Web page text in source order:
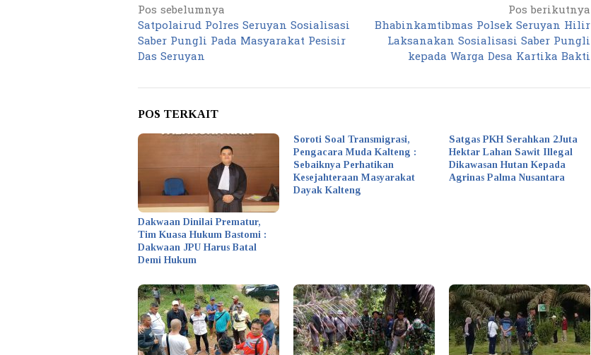
Navigasi
pos
Pos sebelumnya
Satpolairud Polres Seruyan Sosialisasi
Saber Pungli Pada Masyarakat Pesisir
Das Seruyan
Pos berikutnya
Bhabinkamtibmas Polsek Seruyan Hilir
Laksanakan Sosialisasi Saber Pungli
kepada Warga Desa Kartika Bakti
POS TERKAIT
Dakwaan Dinilai Prematur,
Tim Kuasa Hukum Bastomi :
Dakwaan JPU Harus Batal
Demi Hukum
Soroti Soal Transmigrasi,
Pengacara Muda Kalteng :
Sebaiknya Perhatikan
Kesejahteraan Masyarakat
Dayak Kalteng
Satgas PKH Serahkan 2Juta
Hektar Lahan Sawit Illegal
Dikawasan Hutan Kepada
Agrinas Palma Nusantara